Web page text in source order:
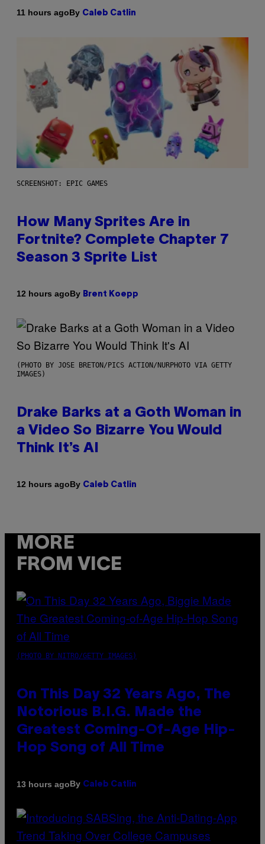
11 hours agoBy Caleb Catlin
SCREENSHOT: EPIC GAMES
How Many Sprites Are in
Fortnite? Complete Chapter 7
Season 3 Sprite List
12 hours agoBy Brent Koepp
(PHOTO BY JOSE BRETON/PICS ACTION/NURPHOTO VIA GETTY
IMAGES)
Drake Barks at a Goth Woman in
a Video So Bizarre You Would
Think It’s AI
12 hours agoBy Caleb Catlin
MORE
FROM VICE
(PHOTO BY NITRO/GETTY IMAGES)
On This Day 32 Years Ago, The
Notorious B.I.G. Made the
Greatest Coming-Of-Age Hip-
Hop Song of All Time
13 hours agoBy Caleb Catlin